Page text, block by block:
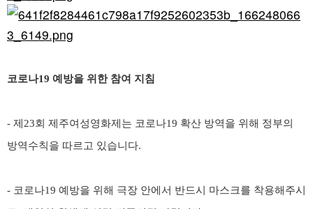
코로나19 예방을 위한 참여 지침
- 제 23회 제주여성영화제는 코로나19 확산 방역을 위해 정부의
방역수칙을 따르고 있습니다.
- 코로나19 예방을 위해 극장 안에서 반드시 마스크를 착용해주시